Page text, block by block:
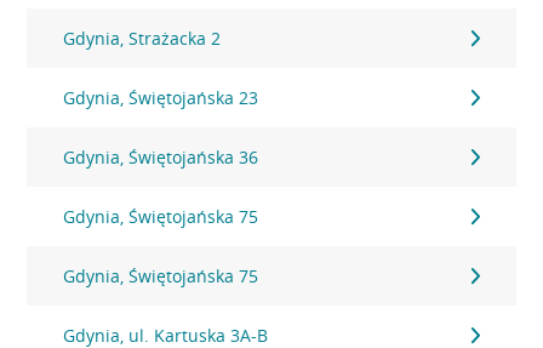
Gdynia, Strażacka 2
Gdynia, Świętojańska 23
Gdynia, Świętojańska 36
Gdynia, Świętojańska 75
Gdynia, Świętojańska 75
Gdynia, ul. Kartuska 3A-B